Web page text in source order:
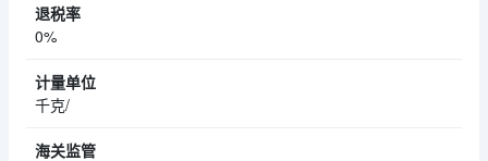
0%
千克/